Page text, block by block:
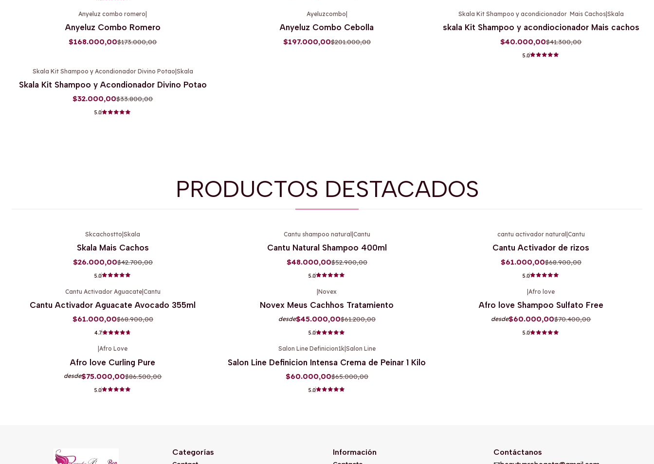
Anyeluz combo romero
Anyeluz Combo Romero
$168.000,00$173.000,00
Ayeluzcombo
Anyeluz Combo Cebolla
$197.000,00$201.000,00
Skala Kit Shampoo y acondicionador Mais Cachos| Skala
skala Kit Shampoo y acondiocionador Mais cachos
$40.000,00$41.300,00
5.0
Skala Kit Shampoo y Acondionador Divino Potao|Skala
Skala Kit Shampoo y Acondionador Divino Potao
$32.000,00$33.800,00
5.0
PRODUCTOS DESTACADOS
Skcachostto |Skala
Skala Mais Cachos
$26.000,00$42.700,00
5.0
Cantu shampoo natural Cantu
Cantu Natural Shampoo 400ml
$48.000,00$52.900,00
5.0
cantu activador natural Cantu
Cantu Activador de rizos
$61.000,00$68.900,00
5.0
Cantu Activador Aguacate| Cantu
Cantu Activador Aguacate Avocado 355ml
$61.000,00$68.900,00
4.7
|Novex
Novex Meus Cachhos Tratamiento
desde$45.000,00$61.200,00
5.0
|Afro love
Afro love Shampoo Sulfato Free
desde$60.000,00$70.400,00
5.0
|Afro Love
Afro love Curling Pure
desde$75.000,00$86.500,00
5.0
Salon Line Definicion1k| Salon Line
Salon Line Definicion Intensa Crema de Peinar 1 Kilo
$60.000,00$65.000,00
5.0
Categorías Información Contáctanos